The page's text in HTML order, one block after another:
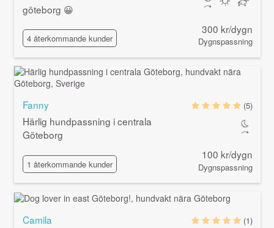
göteborg 😀
4 återkommande kunder
300 kr/dygn
Dygnspassning
Fanny
Härlig hundpassning i centrala
Göteborg
1 återkommande kunder
(5)
100 kr/dygn
Dygnspassning
Camila
(1)